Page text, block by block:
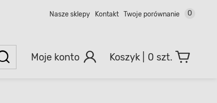
Nasze sklepy Kontakt Twoje porównanie 0
Moje konto 0 szt.